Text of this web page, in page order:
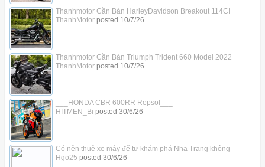
Thanhmotor Cần Bán HarleyDavidson Breakout 114CI
ThanhMotorposted 10/7/26
Thanhmotor Cần Bán Triumph Trident 660 Model 2022
ThanhMotorposted 10/7/26
___HONDA CBR 600RR Repsol___
HITMEN_Bi posted 30/6/26
Có nên thuê xe máy để tự khám phá Nha Trang không
Hgo25 posted 30/6/26